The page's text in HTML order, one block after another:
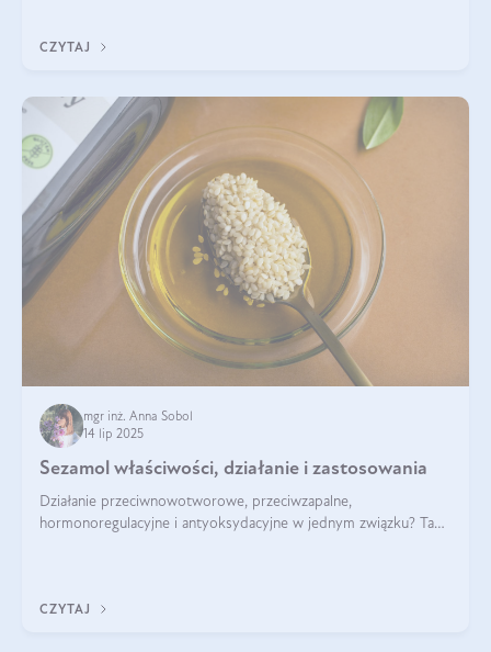
bardziej biodostępny
CZYTAJ
mgr inż. Anna Sobol
14 lip 2025
Sezamol właściwości, działanie i zastosowania
Działanie przeciwnowotworowe, przeciwzapalne,
hormonoregulacyjne i antyoksydacyjne w jednym związku? Tak
CZYTAJ